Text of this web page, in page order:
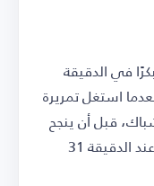
في الدقيقة
استغل تمريرة
قبل أن ينجح
المنتخب الأمريكي في إدراك التعادل عند الدقيقة 31